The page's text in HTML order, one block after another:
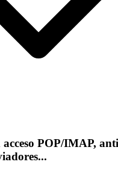
acceso POP/IMAP,